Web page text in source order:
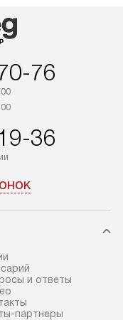
коммуникаций
навешивание
76
36
и ответы
партнеры